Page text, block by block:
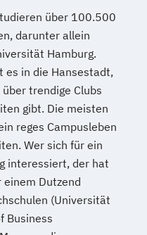
über 100.500
darunter allein
Hamburg.
es in die Hansestadt,
trendige Clubs
gibt. Die meisten
reges Campusleben
Wer sich für ein
interessiert, der hat
einem Dutzend
(Universität
Business